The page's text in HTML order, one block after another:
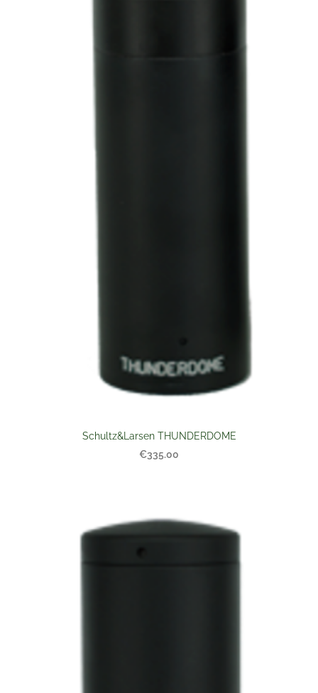
Schultz&Larsen THUNDERDOME
€335.00